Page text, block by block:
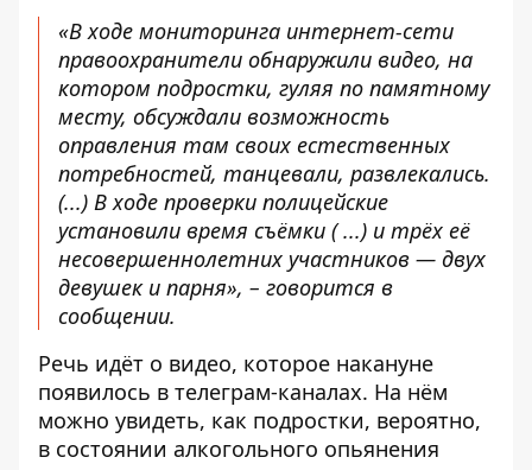
«В ходе мониторинга интернет-сети
правоохранители обнаружили видео, на
котором подростки, гуляя по памятному
месту, обсуждали возможность
оправления там своих естественных
потребностей, танцевали, развлекались.
(...) В ходе проверки полицейские
установили время съёмки ( ...) и трёх её
несовершеннолетних участников — двух
девушек и парня», – говорится в
сообщении.
Речь идёт о видео, которое накануне
появилось в телеграм-каналах. На нём
можно увидеть, как подростки, вероятно,
в состоянии алкогольного опьянения